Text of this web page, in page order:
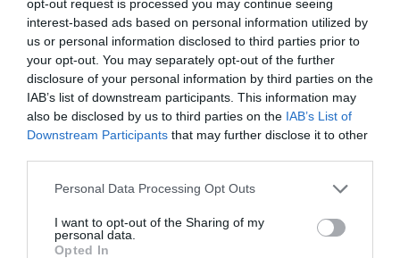
opt-out request is processed you may continue seeing
interest-based ads based on personal information utilized by
us or personal information disclosed to third parties prior to
your opt-out. You may separately opt-out of the further
disclosure of your personal information by third parties on the
IAB’s list of downstream participants. This information may
also be disclosed by us to third parties on the IAB’s List of
Downstream Participants that may further disclose it to other
Personal Data Processing Opt Outs
I want to opt-out of the Sharing of my
personal data.
Opted In
ΣΥΝΑΥΛΙΕΣ 2018
Newsletter
Κάθε βδομάδα στο e-mail σας τα τελευταία νέα για
την Τέχνη και τον Πολιτισμό!
Ακολουθήστε το Culturenow.gr